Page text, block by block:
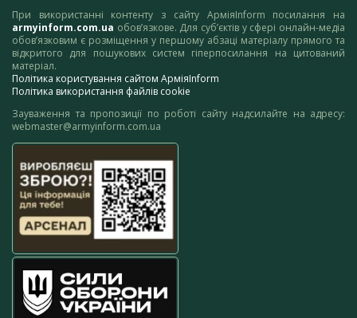
При використанні контенту з сайту АрміяInform посилання на
armyinform.com.ua обов’язкове. Для суб’єктів у сфері онлайн-медіа
обов’язковим є розміщення у першому абзаці матеріалу прямого та
відкритого для пошукових систем гіперпосилання на цитований
матеріал.
Політика користування сайтом АрміяInform
Політика використання файлів cookie
Зауваження та пропозиції по роботі сайту надсилайте на адресу:
webmaster@armyinform.com.ua